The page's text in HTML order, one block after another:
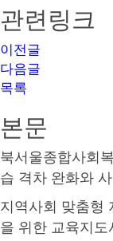
관련링크
이전글
다음글
목록
본문
북서울종합사회
습 격차 완화와
지역사회 맞춤형
을 위한 교육지